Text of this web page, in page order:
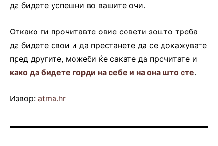
да бидете успешни во вашите очи.
Откако ги прочитавте овие совети зошто треба
да бидете свои и да престанете да се докажувате
пред другите, можеби ќе сакате да прочитате и
како да бидете горди на себе и на она што сте.
Извор: atma.hr